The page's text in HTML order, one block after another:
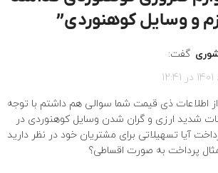
و وسایل کوهنوردی”
گفت:
از اطلاعات ذی قیمت شما سوالی هم داشتم با توجه
شدید ارزی و گران شدن وسایل کوهنوردی در
آیا تسهیلاتی برای مشتریان خود در نظر دارید
پرداخت به صورت اقساطی؟